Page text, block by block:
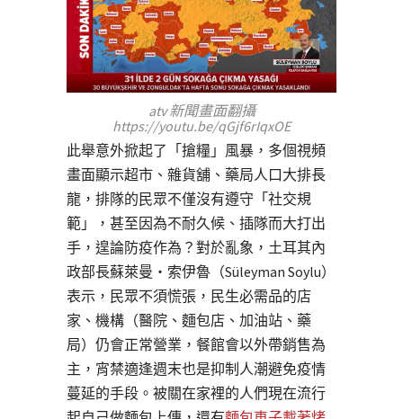
atv 新聞畫面翻攝
https://youtu.be/qGjf6rIqxOE
此舉意外掀起了「搶糧」風暴，多個視頻
畫面顯示超市、雜貨舖、藥局人口大排長
龍，排隊的民眾不僅沒有遵守「社交規
範」，甚至因為不耐久候、插隊而大打出
手，遑論防疫作為？對於亂象，土耳其內
政部長蘇萊曼・索伊魯（Süleyman Soylu）
表示，民眾不須慌張，民生必需品的店
家、機構（醫院、麵包店、加油站、藥
局）仍會正常營業，餐館會以外帶銷售為
主，宵禁適逢週末也是抑制人潮避免疫情
蔓延的手段。被關在家裡的人們現在流行